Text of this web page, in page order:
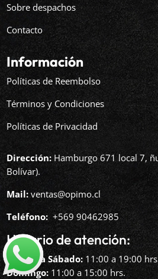
Sobre despachos
Contacto
Información
Políticas de Reembolso
Términos y Condiciones
Políticas de Privacidad
Dirección: Hamburgo 671 local 7,
Bolívar).
Mail: ventas@opimo.cl
Teléfono: ‪+569 90462985‬
Horario de atención:
Martes a Sábado: 11:00 a 19:00
Domingo: 11:00 a 15:00 hrs.